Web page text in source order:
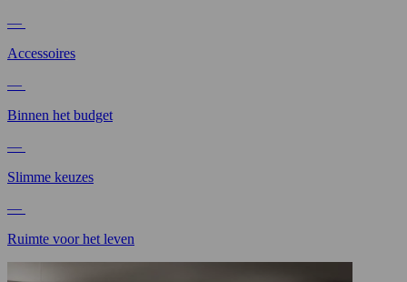
—
Accessoires
—
Binnen het budget
—
Slimme keuzes
—
Ruimte voor het leven